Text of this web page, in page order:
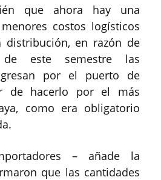
que ahora hay una
costos logísticos
distribución, en razón de
este semestre las
por el puerto de
de hacerlo por el más
como era obligatorio
– añade la
que las cantidades